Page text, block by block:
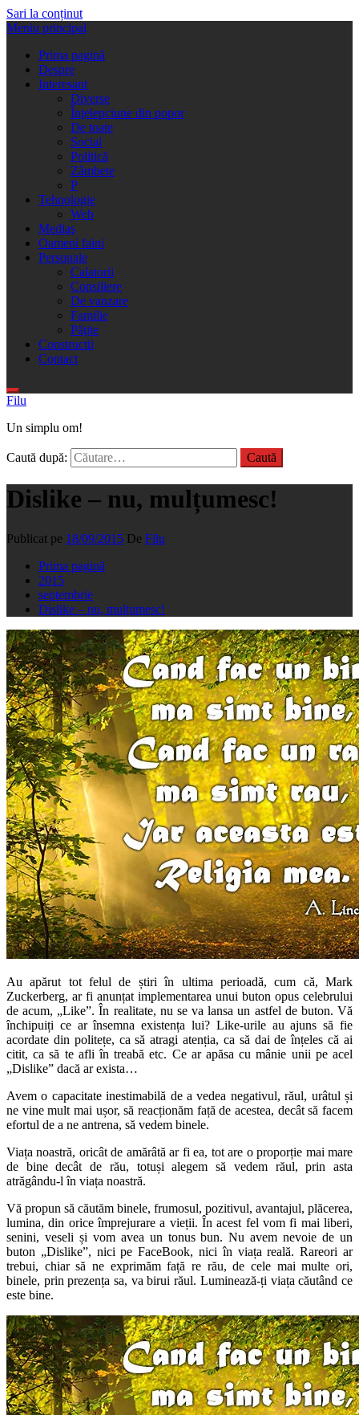
Sari la conținut
Meniu principal
Prima pagină
Despre
Interesant
Diverse
Înţelepciune din popor
De toate
Social
Politică
Zâmbete
P
Tehnologie
Web
Mediaş
Oameni faini
Personale
Calatorii
Consiliere
De vanzare
Familie
Păţite
Constructii
Contact
Filu
Un simplu om!
Caută după:
Dislike – nu, mulțumesc!
Publicat pe 18/09/2015 De Filu
Prima pagină
2015
septembrie
Dislike – nu, mulțumesc!
Au apărut tot felul de știri în ultima perioadă, cum că, Mark
Zuckerberg, ar fi anunțat implementarea unui buton opus celebrului
de acum, „Like”. În realitate, nu se va lansa un astfel de buton. Vă
închipuiți ce ar însemna existența lui? Like-urile au ajuns să fie
acordate din politețe, ca să atragi atenția, ca să dai de înțeles că ai
citit, ca să te afli în treabă etc. Ce ar apăsa cu mânie unii pe acel
„Dislike” dacă ar exista…
Avem o capacitate inestimabilă de a vedea negativul, răul, urâtul și
ne vine mult mai ușor, să reacționăm față de acestea, decât să facem
efortul de a ne antrena, să vedem binele.
Viața noastră, oricât de amărâtă ar fi ea, tot are o proporție mai mare
de bine decât de rău, totuși alegem să vedem răul, prin asta
atrăgându-l în viața noastră.
Vă propun să căutăm binele, frumosul, pozitivul, avantajul, plăcerea,
lumina, din orice împrejurare a vieții. În acest fel vom fi mai liberi,
senini, veseli și vom avea un tonus bun. Nu avem nevoie de un
buton „Dislike”, nici pe FaceBook, nici în viața reală. Rareori ar
trebui, chiar să ne exprimăm față re rău, de cele mai multe ori,
binele, prin prezența sa, va birui răul. Luminează-ți viața căutând ce
este bine.